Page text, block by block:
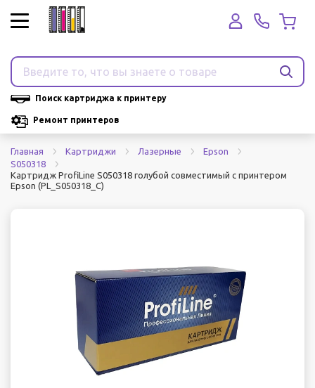
Поиск картриджа к принтеру
Ремонт принтеров
Главная Картриджи Лазерные
Epson
S050318
Картридж ProfiLine S050318 голубой совместимый с принтером
Epson (PL_S050318_C)